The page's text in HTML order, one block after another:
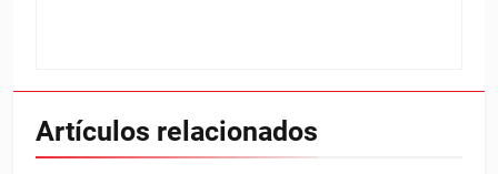
Artículos relacionados